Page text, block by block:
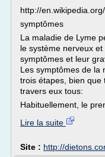
http://
symptômes
La maladie de Lyme
le système nerveux
symptômes et leur
Les symptômes de la
trois étapes, bien que
travers eux tous:
Habituellement, le
Lire la suite
Site : http://